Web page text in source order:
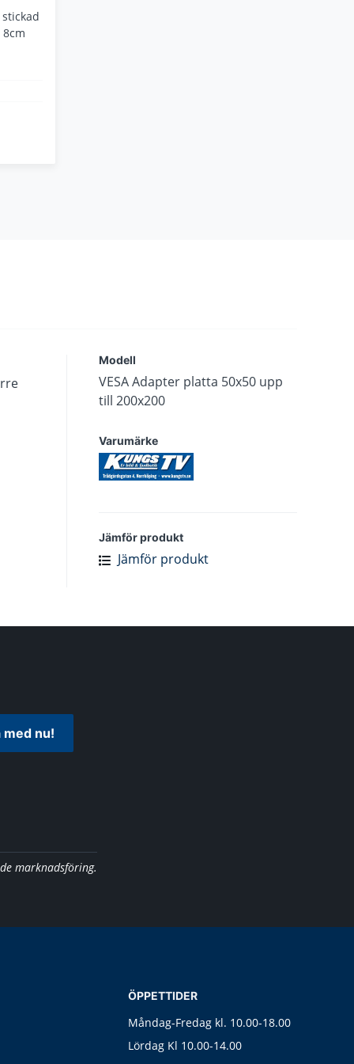
Modell
VESA Adapter platta 50x50 upp
till 200x200
Varumärke
Jämför produkt
Jämför produkt
med nu!
marknadsföring.
ÖPPETTIDER
Måndag-Fredag kl. 10.00-18.00
Lördag Kl 10.00-14.00